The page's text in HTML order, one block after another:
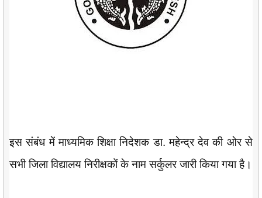
इस संबंध में माध्यमिक शिक्षा निदेशक डा. महेन्द्र देव की ओर से
सभी जिला विद्यालय निरीक्षकों के नाम सर्कुलर जारी किया गया है।